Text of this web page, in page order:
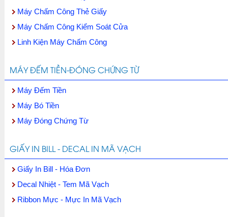
Máy Chấm Công Thẻ Giấy
Máy Chấm Công Kiểm Soát Cửa
Linh Kiện Máy Chấm Công
MÁY ĐẾM TIỀN-ĐÓNG CHỨNG TỪ
Máy Đếm Tiền
Máy Bó Tiền
Máy Đóng Chứng Từ
GIẤY IN BILL - DECAL IN MÃ VẠCH
Giấy In Bill - Hóa Đơn
Decal Nhiệt - Tem Mã Vạch
Ribbon Mực - Mực In Mã Vạch